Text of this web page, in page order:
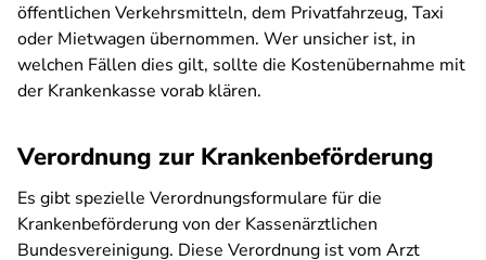
öffentlichen Verkehrsmitteln, dem Privatfahrzeug, Taxi
oder Mietwagen übernommen. Wer unsicher ist, in
welchen Fällen dies gilt, sollte die Kostenübernahme mit
der Krankenkasse vorab klären.
Verordnung zur Krankenbeförderung
Es gibt spezielle Verordnungsformulare für die
Krankenbeförderung von der Kassenärztlichen
Bundesvereinigung. Diese Verordnung ist vom Arzt